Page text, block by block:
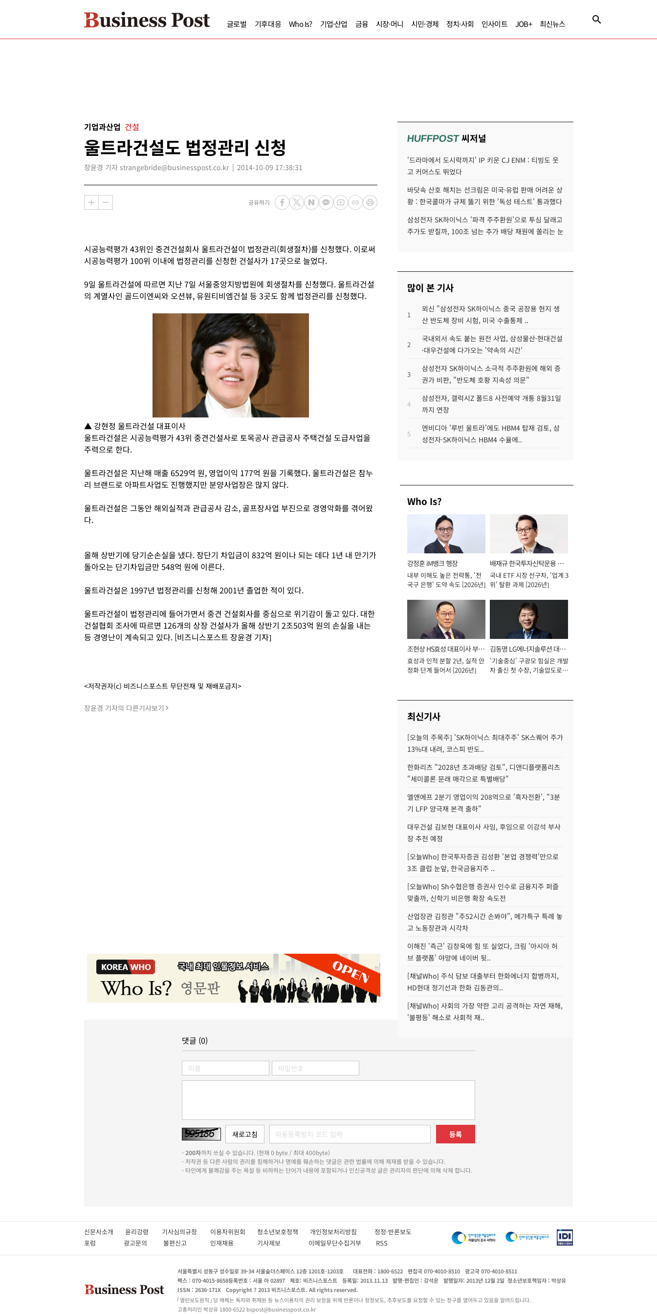
글로벌 기후대응 Who Is? 기업·산업 금융 시장·머니 시민·경제 정치·사회 인사이트 JOB+ 최신뉴스
기업과산업 건설
울트라건설도 법정관리 신청
장윤경 기자 strangebride@businesspost.co.kr 2014-10-09 17:38:31
공유하기
시공능력평가 43위인 중견건설회사 울트라건설이 법정관리(회생절차)를 신청했다. 이로써
시공능력평가 100위 이내에 법정관리를 신청한 건설사가 17곳으로 늘었다.
9일 울트라건설에 따르면 지난 7일 서울중앙지방법원에 회생절차를 신청했다. 울트라건설
의 계열사인 골드이엔씨와 오션뷰, 유원티비엠건설 등 3곳도 함께 법정관리를 신청했다.
▲ 강현정 울트라건설 대표이사
울트라건설은 시공능력평가 43위 중견건설사로 토목공사 관급공사 주택건설 도급사업을
주력으로 한다.
울트라건설은 지난해 매출 6529억 원, 영업이익 177억 원을 기록했다. 울트라건설은 참누
리 브랜드로 아파트사업도 진행했지만 분양사업장은 많지 않다.
울트라건설은 그동안 해외실적과 관급공사 감소, 골프장사업 부진으로 경영악화를 겪어왔
다.
올해 상반기에 당기순손실을 냈다. 장단기 차입금이 832억 원이나 되는 데다 1년 내 만기가
돌아오는 단기차입금만 548억 원에 이른다.
울트라건설은 1997년 법정관리를 신청해 2001년 졸업한 적이 있다.
울트라건설이 법정관리에 들어가면서 중견 건설회사를 중심으로 위기감이 돌고 있다. 대한
건설협회 조사에 따르면 126개의 상장 건설사가 올해 상반기 2조503억 원의 손실을 내는
등 경영난이 계속되고 있다. [비즈니스포스트 장윤경 기자]
<저작권자(c) 비즈니스포스트 무단전재 및 재배포금지>
장윤경 기자의 다른기사보기
HUFFPOST씨저널
'드라마에서 도시락까지' IP 키운 CJ ENM : 티빙도 웃
고 커머스도 뛰었다
바닷속 산호 해치는 선크림은 미국·유럽 판매 어려운 상
황 : 한국콜마가 규제 뚫기 위한 '독성 테스트' 통과했다
삼성전자 SK하이닉스 '파격 주주환원'으로 투심 달래고
주가도 받칠까, 100조 넘는 추가 배당 재원에 쏠리는 눈
많이 본 기사
1
외신 "삼성전자 SK하이닉스 중국 공장용 현지 생
산 반도체 장비 시험, 미국 수출통제 ..
2
국내외서 속도 붙는 원전 사업, 삼성물산·현대건설
·대우건설에 다가오는 '약속의 시간'
3
삼성전자 SK하이닉스 소극적 주주환원에 해외 증
권가 비판, "반도체 호황 지속성 의문"
4
삼성전자, 갤럭시Z 폴드8 사전예약 개통 8월31일
까지 연장
5
엔비디아 '루빈 울트라'에도 HBM4 탑재 검토, 삼
성전자·SK하이닉스 HBM4 수율에..
Who Is?
강정훈 iM뱅크 행장
내부 이해도 높은 전략통, '전
국구 은행' 도약 속도 [2026년]
배재규 한국투자신탁운용 대
표이사 사장
국내 ETF 시장 선구자, '업계 3
위' 탈환 과제 [2026년]
조현상 HS효성 대표이사 부회
장
효성과 인적 분할 2년, 실적 안
정화 단계 들어서 [2026년]
김동명 LG에너지솔루션 대표
이사 사장
'기술중심' 구광모 힘실은 개발
자 출신 첫 수장, 기술압도로
최신기사
[오늘의 주목주] 'SK하이닉스 최대주주' SK스퀘어 주가
13%대 내려, 코스피 반도..
한화리츠 "2028년 초과배당 검토", 디앤디플랫폼리츠
"세미콜론 문래 매각으로 특별배당"
엘앤에프 2분기 영업이익 208억으로 '흑자전환', "3분
기 LFP 양극재 본격 출하"
대우건설 김보현 대표이사 사임, 후임으로 이강석 부사
장 추천 예정
[오늘Who] 한국투자증권 김성환 '본업 경쟁력'만으로
3조 클럽 눈앞, 한국금융지주 ..
[오늘Who] Sh수협은행 증권사 인수로 금융지주 퍼즐
맞출까, 신학기 비은행 확장 속도전
산업장관 김정관 "주52시간 손봐야", 메가특구 특례 놓
고 노동장관과 시각차
이해진 '측근' 김창욱에 힘 또 실었다, 크림 '아시아 허
브 플랫폼' 야망에 네이버 뒷..
[채널Who] 주식 담보 대출부터 한화에너지 합병까지,
HD현대 정기선과 한화 김동관의..
[채널Who] 사회의 가장 약한 고리 공격하는 자연 재해,
'불평등' 해소로 사회적 재..
댓글 (0)
등록
-200자까지 쓰실 수 있습니다. (현재 0 byte / 최대 400byte)
- 저작권 등 다른 사람의 권리를 침해하거나 명예를 훼손하는 댓글은 관련 법률에 의해 제재를 받을 수 있습니다.
- 타인에게 불쾌감을 주는 욕설 등 비하하는 단어가 내용에 포함되거나 인신공격성 글은 관리자의 판단에 의해 삭제 합니다.
신문사소개 윤리강령 기사심의규정 이용자위원회 청소년보호정책 개인정보처리방침 정정·반론보도
포럼
광고문의 불편신고 인재채용 기사제보 이메일무단수집거부 RSS
서울특별시 성동구 성수일로 39-34 서울숲더스페이스 12층 1201호-1203호 대표전화 : 1800-6522 편집국 070-4010-8510
광고국 070-4010-8511
팩스 : 070-4015-8658등록번호 : 서울 아 02897 제호: 비즈니스포스트 등록일: 2013.11.13 발행·편집인 : 강석운 발행일자: 2013년 12월 2일 청소년보호책임자 : 박상유
ISSN : 2636-171X
Copyright ? 2013 비즈니스포스트. All rights reserved.
열린보도원칙
당 매체는 독자와 취재원 등 뉴스이용자의 권리 보장을 위해 반론이나 정정보도, 추후보도를 요청할 수 있는 창구를 열어두고 있음을 알려드립니다.
고충처리인 박상유 1800-6522 bspost@businesspost.co.kr